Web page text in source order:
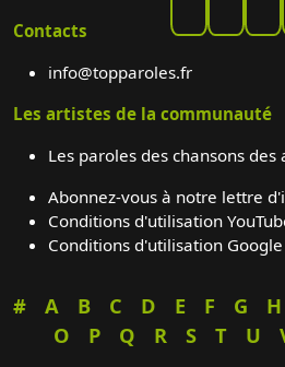
Contacts
info@topparoles.fr
Les artistes de la communauté
Les paroles des chansons
Abonnez-vous à notre lettre
Conditions d'utilisation
Conditions d'utilisation Google
# A B C D E F G H
O
P Q R S T U